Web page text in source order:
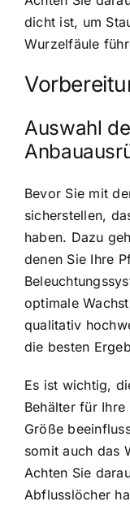
dicht ist, um
Wurzelfäule
Auswahl
Bevor Sie mit
sicherstellen,
haben. Dazu
denen Sie Ihre
optimale
qualitativ
die besten
Es ist wichtig,
Behälter für
Größe
somit auch das
Achten Sie
Abflusslöcher